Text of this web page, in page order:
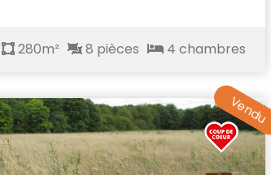
280m² 8 pièces 4 chambres
Vendu